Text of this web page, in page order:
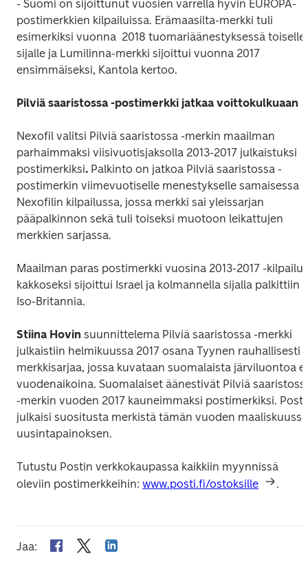
- Suomi on sijoittunut vuosien varrella hyvin EUROPA-
postimerkkien kilpailuissa. Erämaasilta-merkki tuli
esimerkiksi vuonna  2018 tuomariäänestyksessä toiselle
sijalle ja Lumilinna-merkki sijoittui vuonna 2017
ensimmäiseksi, Kantola kertoo.
Pilviä saaristossa -postimerkki jatkaa voittokulkuaan
Nexofil valitsi Pilviä saaristossa -merkin maailman
parhaimmaksi viisivuotisjaksolla 2013-2017 julkaistuksi
postimerkiksi. Palkinto on jatkoa Pilviä saaristossa -
postimerkin viimevuotiselle menestykselle samaisessa
Nexofilin kilpailussa, jossa merkki sai yleissarjan
pääpalkinnon sekä tuli toiseksi muotoon leikattujen
merkkien sarjassa.
Maailman paras postimerkki vuosina 2013-2017 -
kakkoseksi sijoittui Israel ja kolmannella sijalla palkittiin
Iso-Britannia.
Stiina Hovin suunnittelema Pilviä saaristossa -merkki
julkaistiin helmikuussa 2017 osana Tyynen rauhallisesti
merkkisarjaa, jossa kuvataan suomalaista järviluontoa
vuodenaikoina. Suomalaiset äänestivät Pilviä
-merkin vuoden 2017 kauneimmaksi postimerkiksi. Posti
julkaisi suositusta merkistä tämän vuoden maaliskuussa
uusintapainoksen.
Tutustu Postin verkkokaupassa kaikkiin myynnissä
oleviin postimerkkeihin: www.posti.fi/ostoksille .
Jaa: